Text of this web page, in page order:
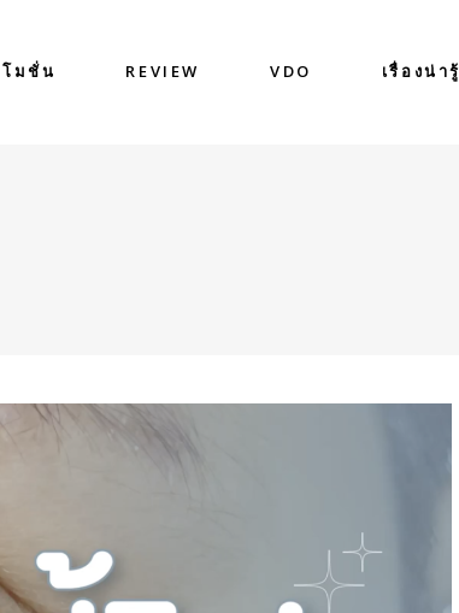
มชั่น REVIEW VDO เรื่องน่ารู้